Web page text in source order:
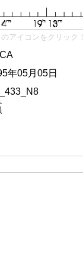
アイコンをクリック！
年05月05日